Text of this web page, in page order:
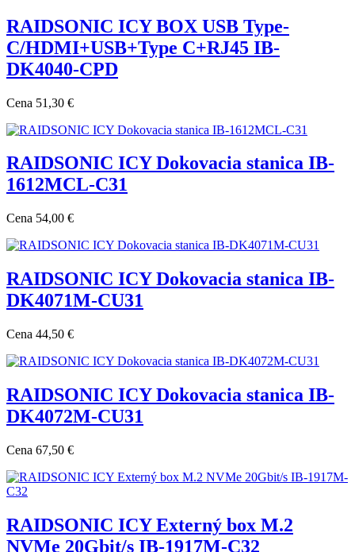
RAIDSONIC ICY BOX USB Type-
C/HDMI+USB+Type C+RJ45 IB-
DK4040-CPD
Cena 51,30 €
RAIDSONIC ICY Dokovacia stanica IB-
1612MCL-C31
Cena 54,00 €
RAIDSONIC ICY Dokovacia stanica IB-
DK4071M-CU31
Cena 44,50 €
RAIDSONIC ICY Dokovacia stanica IB-
DK4072M-CU31
Cena 67,50 €
RAIDSONIC ICY Externý box M.2
NVMe 20Gbit/s IB-1917M-C32